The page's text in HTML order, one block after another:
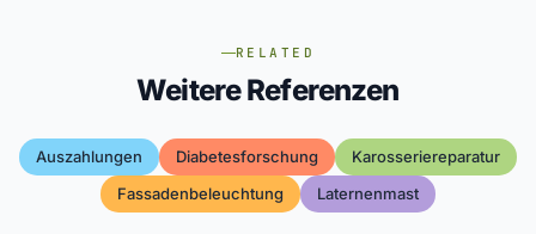
RELATED
Weitere Referenzen
Auszahlungen Diabetesforschung
Karosseriereparatur
Fassadenbeleuchtung
Laternenmast